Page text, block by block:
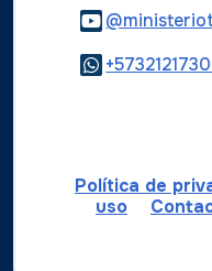
Política de
uso